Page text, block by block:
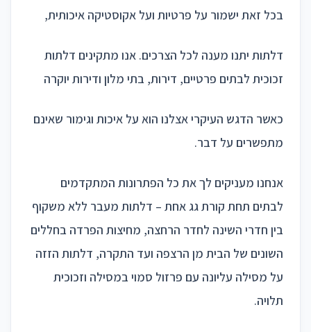
בכל זאת ישמור על פרטיות ועל אקוסטיקה איכותית,
דלתות יתנו מענה לכל הצרכים. אנו מתקינים דלתות
זכוכית לבתים פרטיים, דירות, בתי מלון ודירות יוקרה
כאשר הדגש העיקרי אצלנו הוא על איכות וגימור שאינם
מתפשרים על דבר.
אנחנו מעניקים לך את כל הפתרונות המתקדמים
לבתים תחת קורת גג אחת – דלתות מעבר ללא משקוף
בין חדרי השינה לחדר הרחצה, מחיצות הפרדה בחללים
השונים של הבית מן הרצפה ועד התקרה, דלתות הזזה
על מסילה עליונה עם פרזול סמוי במסילה וזכוכית
תלויה.